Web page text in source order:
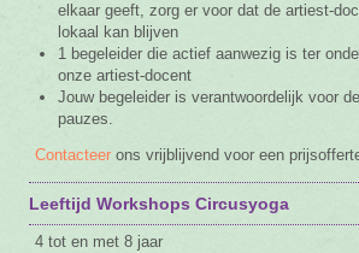
elkaar geeft, zorg er voor dat de artiest-
lokaal kan blijven
1 begeleider die actief aanwezig is ter
onze artiest-docent
Jouw begeleider is verantwoordelijk voor
pauzes.
Contacteer ons vrijblijvend voor een
Leeftijd Workshops Circusyoga
4 tot en met 8 jaar